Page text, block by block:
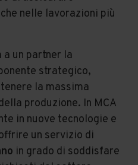
nelle lavorazioni più
a un partner la
strategico,
la massima
produzione. In MCA
in nuove tecnologie e
un servizio di
in grado di soddisfare